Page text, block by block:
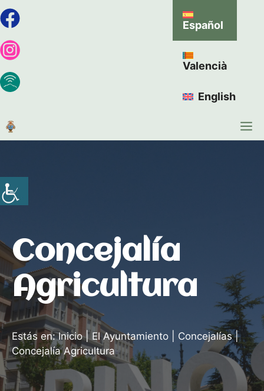
Español
Valencià
English
Concejalía
Agricultura
Estás en:Inicio| El Ayuntamiento Concejalías|
Concejalía Agricultura